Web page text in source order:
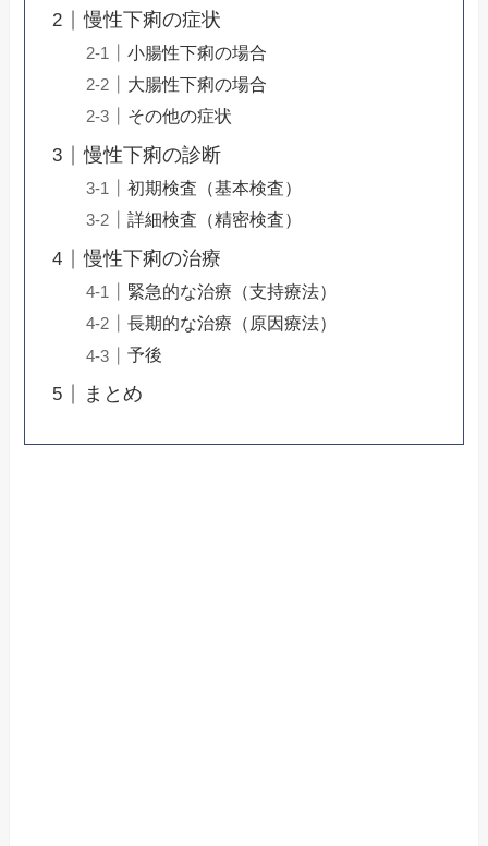
慢性下痢の症状
小腸性下痢の場合
大腸性下痢の場合
その他の症状
慢性下痢の診断
初期検査（基本検査）
詳細検査（精密検査）
慢性下痢の治療
緊急的な治療（支持療法）
長期的な治療（原因療法）
予後
まとめ